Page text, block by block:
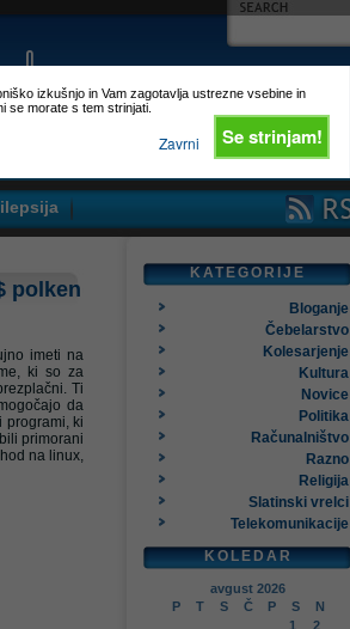
izkušnjo in Vam zagotavlja ustrezne vsebine in
se morate s tem strinjati.
Se strinjam!
Zavrni
polken
imeti na
ki so za
Ti
da
programi, ki
primorani
na linux,
KATEGORIJE
Bloganje
Čebelarstvo
Kolesarjenje
Kultura
Novice
Politika
Računalništvo
Razno
Religija
Slatinski vrelci
Telekomunikacije
KOLEDAR
avgust 2026
P
T S Č P S
N
1
2